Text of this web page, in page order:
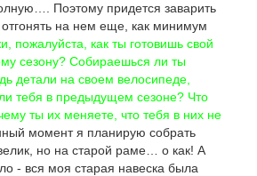
Поэтому придется заварить
на нем еще, как минимум
пожалуйста, как ты готовишь свой
сезону? Собираешься ли ты
детали на своем велосипеде,
тебя в предыдущем сезоне? Что
ты их меняете, что тебя в них не
момент я планирую собрать
но на старой раме… о как! А
- вся моя старая навеска была